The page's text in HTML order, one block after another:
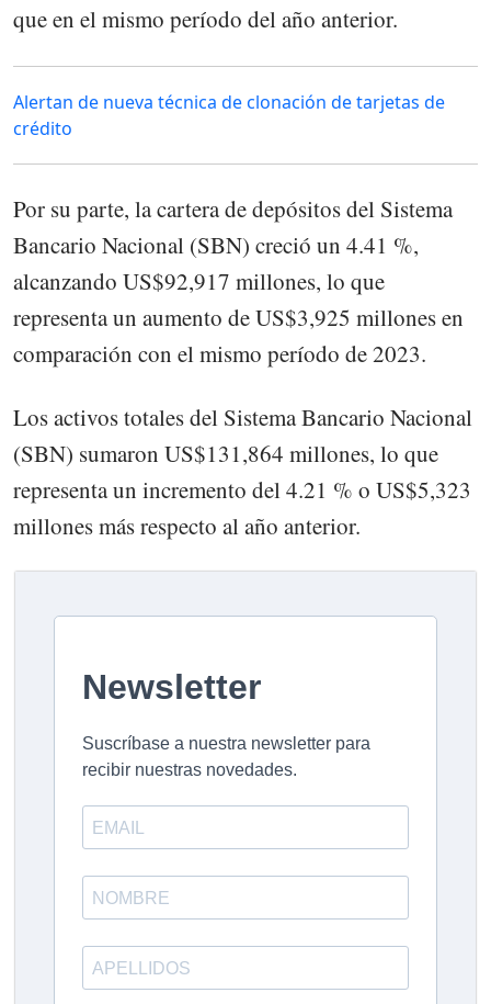
que en el mismo período del año anterior.
Alertan de nueva técnica de clonación de tarjetas de
crédito
Por su parte, la cartera de depósitos del Sistema
Bancario Nacional (SBN) creció un 4.41 %,
alcanzando US$92,917 millones, lo que
representa un aumento de US$3,925 millones en
comparación con el mismo período de 2023.
Los activos totales del Sistema Bancario Nacional
(SBN) sumaron US$131,864 millones, lo que
representa un incremento del 4.21 % o US$5,323
millones más respecto al año anterior.